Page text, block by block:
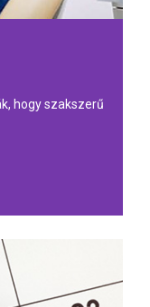
hogy szakszerű